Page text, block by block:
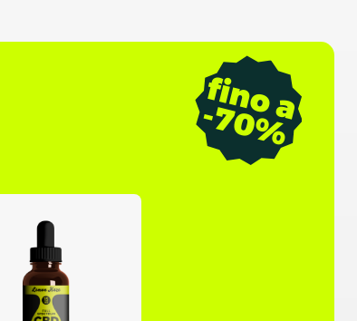
f
i
n
o
a
-
7
0
%